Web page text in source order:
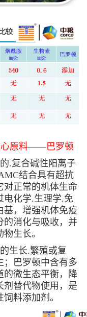
心原料——巴罗顿
.复合碱性阳离子
结合具有超抗
对正常的机体生命
电化学.生理学.免
基，增强机体免疫
的消化与吸收，并
生长。
生长.繁殖或复
；巴罗顿中含有多
的微生态平衡，降
剂替代物使用，是
料添加剂。